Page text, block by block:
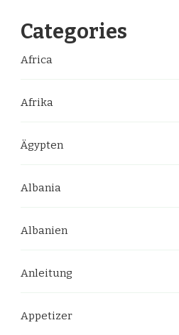
Categories
Africa
Afrika
Ägypten
Albania
Albanien
Anleitung
Appetizer